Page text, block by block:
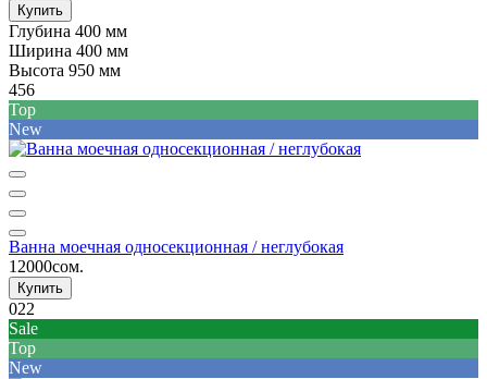
Купить
Глубина 400 мм
Ширина 400 мм
Высота 950 мм
456
Top
New
Ванна моечная односекционная / неглубокая
12000сом.
Купить
022
Sale
Top
New